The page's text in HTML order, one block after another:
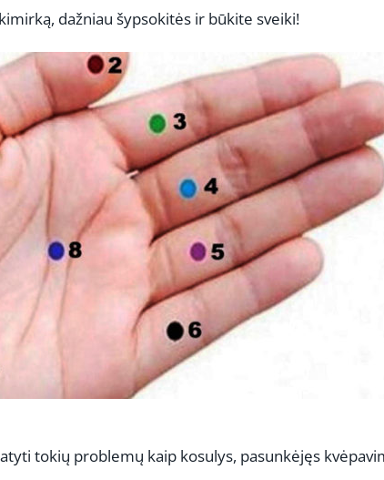
dažniau šypsokitės ir būkite sveiki!
tokių problemų kaip kosulys, pasunkėjęs